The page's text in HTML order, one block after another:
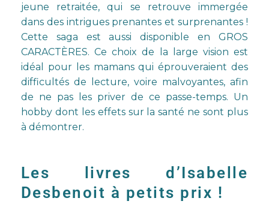
jeune retraitée, qui se retrouve immergée
dans des intrigues prenantes et surprenantes !
Cette saga est aussi disponibleenGROS
CARACTÈRES. Ce choix de la large vision est
idéal pour les mamans qui éprouveraient des
difficultés de lecture, voire malvoyantes, afin
de ne pas les priver de ce passe-temps. Un
hobby dont les effets sur la santé ne sont plus
à démontrer.
Les livres d’Isabelle
Desbenoit à petits prix !